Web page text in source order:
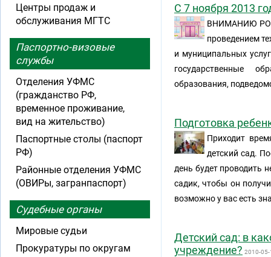
С 7 ноября 2013
ВНИМАНИЮ
проведением
и муниципальных
государственные
образования,
Подготовка
Приходит
детский сад.
день будет проводить
садик, чтобы он
возможно у вас есть
Детский сад: в
учреждение? 2010-05-
Центры продаж и
обслуживания МГТС
Паспортно-визовые
службы
Отделения УФМС
(гражданство РФ,
временное проживание,
вид на жительство)
Паспортные столы (паспорт
РФ)
Районные отделения УФМС
(ОВИРы, загранпаспорт)
Судебные органы
Мировые судьи
Прокуратуры по округам